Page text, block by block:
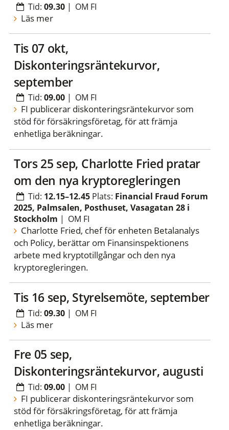
Tid:09.30 | OM FI
Läs mer
tis 07 okt,
Diskonteringsräntekurvor,
september
Tid:09.00 | OM FI
FI publicerar diskonteringsräntekurvor som
stöd för försäkringsföretag, för att främja
enhetliga beräkningar.
tors 25 sep, Charlotte Fried pratar
om den nya kryptoregleringen
Tid: 12.15–12.45 Plats: Financial Fraud Forum
2025, Palmsalen, Posthuset, Vasagatan 28 i
Stockholm | OM FI
Charlotte Fried, chef för enheten Betalanalys
och Policy, berättar om Finansinspektionens
arbete med kryptotillgångar och den nya
kryptoregleringen.
tis 16 sep, Styrelsemöte, september
Tid:09.30 | OM FI
Läs mer
fre 05 sep,
Diskonteringsräntekurvor, augusti
Tid:09.00 | OM FI
FI publicerar diskonteringsräntekurvor som
stöd för försäkringsföretag, för att främja
enhetliga beräkningar.